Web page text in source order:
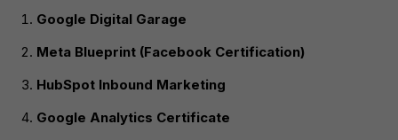
Google Digital Garage
Meta Blueprint (Facebook Certification)
HubSpot Inbound Marketing
Google Analytics Certificate